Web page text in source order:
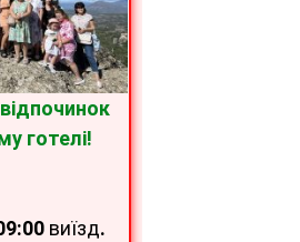
готелі!
виїзд.